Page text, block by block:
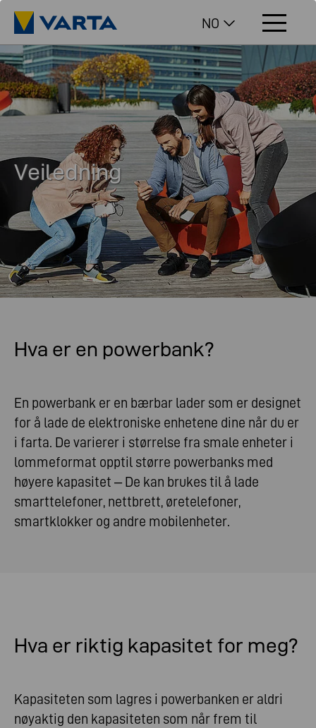
NO
Veiledning
Hva er en powerbank?
En powerbank er en bærbar lader som er designet
for å lade de elektroniske enhetene dine når du er
i farta. De varierer i størrelse fra smale enheter i
lommeformat opptil større powerbanks med
høyere kapasitet – De kan brukes til å lade
smarttelefoner, nettbrett, øretelefoner,
smartklokker og andre mobilenheter.
Hva er riktig kapasitet for meg?
Kapasiteten som lagres i powerbanken er aldri
nøyaktig den kapasiteten som når frem til